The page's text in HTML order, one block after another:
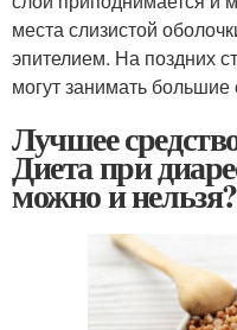
места слизистой
эпителием. На поздних
могут занимать
Лучшее
Диета при
можно и нельзя?